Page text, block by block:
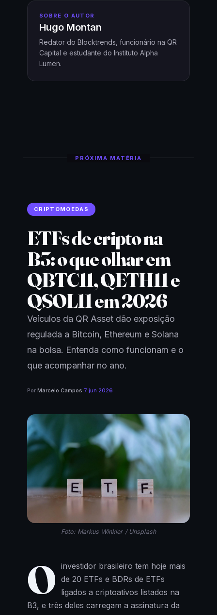
SOBRE O AUTOR
Hugo Montan
Redator do Blocktrends, funcionário na QR
Capital e estudante do Instituto Alpha
Lumen.
PRÓXIMA MATÉRIA
CRIPTOMOEDAS
ETFs de cripto na
B3: o que olhar em
QBTC11, QETH11 e
QSOL11 em 2026
Veículos da QR Asset dão exposição
regulada a Bitcoin, Ethereum e Solana
na bolsa. Entenda como funcionam e o
que acompanhar no ano.
Por Marcelo Campos·7 jun 2026
Foto: Markus Winkler / Unsplash
O investidor brasileiro tem hoje mais
de 20 ETFs e BDRs de ETFs
ligados a criptoativos listados na
B3, e três deles carregam a assinatura da